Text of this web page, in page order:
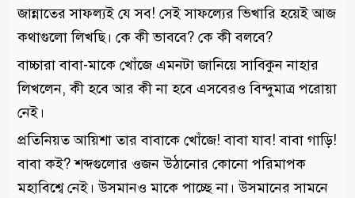
জান্নাতের সাফল্যই যে সব! সেই সাফল্যের ভিখারি হয়েই আজ
কথাগুলো লিখছি। কে কী ভাববে? কে কী বলবে?
বাচ্চারা বাবা-মাকে খোঁজে এমনটা জানিয়ে সাবিকুন নাহার
লিখলেন, কী হবে আর কী না হবে এসবেরও বিন্দুমাত্র পরোয়া
নেই।
প্রতিনিয়ত আয়িশা তার বাবাকে খোঁজে! বাবা যাব! বাবা গাড়ি!
বাবা কই? শব্দগুলোর ওজন উঠানোর কোনো পরিমাপক
মহাবিশ্বে নেই। উসমানও মাকে পাচ্ছে না। উসমানের সামনে